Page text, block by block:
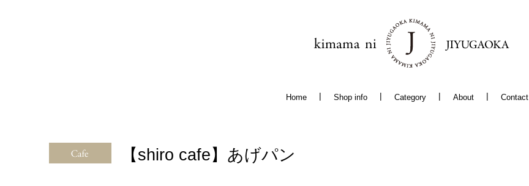
Home Shop info Category About Contact
【shiro cafe】あげパン